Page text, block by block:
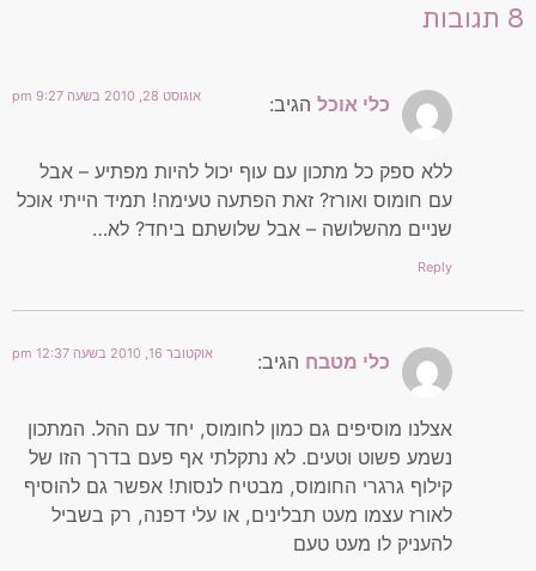
8 תגובות
כלי אוכל הגיב: אוגוסט 28, 2010 בשעה 9:27 pm
ללא ספק כל מתכון עם עוף יכול להיות מפתיע – אבל
עם חומוס ואורז? זאת הפתעה טעימה! תמיד הייתי אוכל
שניים מהשלושה – אבל שלושתם ביחד? לא…
Reply
כלי מטבח הגיב: אוקטובר 16, 2010 בשעה 12:37 pm
אצלנו מוסיפים גם כמון לחומוס, יחד עם ההל. המתכון
נשמע פשוט וטעים. לא נתקלתי אף פעם בדרך הזו של
קילוף גרגרי החומוס, מבטיח לנסות! אפשר גם להוסיף
לאורז עצמו מעט תבלינים, או עלי דפנה, רק בשביל
להעניק לו מעט טעם